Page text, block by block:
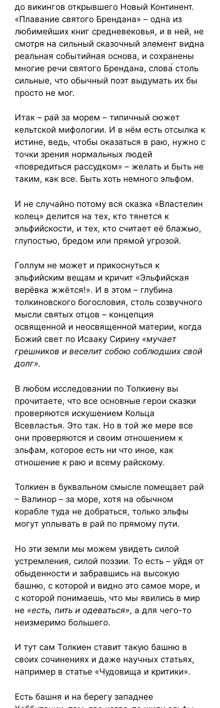
до викингов открывшего Новый Континент.
«Плавание святого Брендана» – одна из
любимейших книг средневековья, и в ней, не
смотря на сильный сказочный элемент видна
реальная событийная основа, и сохранены
многие речи святого Брендана, слова столь
сильные, что обычный поэт выдумать их бы
просто не мог.
Итак – рай за морем – типичный сюжет
кельтской мифологии. И в нём есть отсылка к
истине, ведь, чтобы оказаться в раю, нужно с
точки зрения нормальных людей
«повредиться рассудком» – желать и быть не
таким, как все. Быть хоть немного эльфом.
И не случайно потому вся сказка «Властелин
колец» делится на тех, кто тянется к
эльфийскости, и тех, кто считает её блажью,
глупостью, бредом или прямой угрозой.
Голлум не может и прикоснуться к
эльфийским вещам и кричит «Эльфийская
верёвка жжётся!». И в этом – глубина
толкиновского богословия, столь созвучного
мысли святых отцов – концепция
освященной и неосвященной материи, когда
Божий свет по Исааку Сирину «мучает
грешников и веселит собою соблюдших свой
долг».
В любом исследовании по Толкиену вы
прочитаете, что все основные герои сказки
проверяются искушением Кольца
Всевластья. Это так. Но в той же мере все
они проверяются и своим отношением к
эльфам, которое есть ни что иное, как
отношение к раю и всему райскому.
Толкиен в буквальном смысле помещает рай
– Валинор – за море, хотя на обычном
корабле туда не добраться, только эльфы
могут уплывать в рай по прямому пути.
Но эти земли мы можем увидеть силой
устремления, силой поэзии. То есть – уйдя от
обыденности и забравшись на высокую
башню, с которой и видно это самое море, и
с которой понимаешь, что мы явились в мир
не «есть, пить и одеваться», а для чего-то
неизмеримо большего.
И тут сам Толкиен ставит такую башню в
своих сочинениях и даже научных статьях,
например в статье «Чудовища и критики».
Есть башня и на берегу западнее